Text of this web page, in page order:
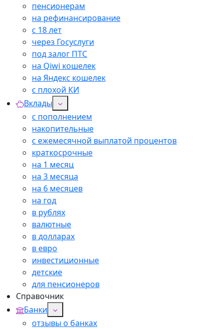
пенсионерам
на рефинансирование
с 18 лет
через Госуслуги
под залог ПТС
на Qiwi кошелек
на Яндекс кошелек
с плохой КИ
Вклады
с пополнением
накопительные
с ежемесячной выплатой процентов
краткосрочные
на 1 месяц
на 3 месяца
на 6 месяцев
на год
в рублях
валютные
в долларах
в евро
инвестиционные
детские
для пенсионеров
Справочник
Банки
отзывы о банках